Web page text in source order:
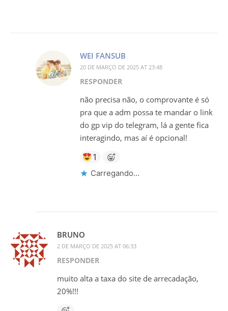
WEI FANSUB
20 DE MARÇO DE 2025 AT 23:48
RESPONDER
não precisa não, o comprovante é só
pra que a adm possa te mandar o link
do gp vip do telegram, lá a gente fica
interagindo, mas aí é opcional!
1
Carregando...
BRUNO
2 DE MARÇO DE 2025 AT 06:33
RESPONDER
muito alta a taxa do site de arrecadação,
20%!!!